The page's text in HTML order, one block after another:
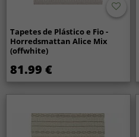
Tapetes de Plástico e Fio -
Horredsmattan Alice Mix
(offwhite)
81.99 €